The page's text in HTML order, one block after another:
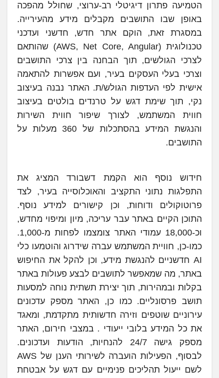
הטמיעה פתרון דיגיטלי רב-ערוצי, שחולל מהפכה
באופן שבו התושבים מקבלים מידע מהעירייה.
במסגרת זאת, הוקם אתר חדש, חדשני ועדכני
טכנולוגית (AWS, Net Core, Angular) שהותאם
לצרכי הגולשים, תוך הבחנה בין צרכי התושבים
וצרכי בעלי העסקים בעיר, ועם אפשרות להתאמה
אישית לפי העדפות הגולש/ת. האתר נבנה בעיצוב
נקי, תוך שימת דגש על טרנדים בולטים בעיצוב
חווית המשתמש, לצורך שיפור חווית השירות
והנגשת המידע בהסתכלות של 360 מעלות על
התושבים.
חידוש נוסף הוא הקמת דשבורד המציג את
התפלגות נתוני התקציב והאוכלוסייה בעיר, לצד
פרוטוקולים ודוחות, וכן קישורים למידע נוסף.
התוכן הקיים באתר עבר עריכה, מיון ומיפוי מחדש,
וכ-18,000 עמודי האתר צומצמו לפחות מ-1,000.
כמו-כן, חוויית המשתמש עברה שידרוג והוטמעו כלי
AI חדשניים להנגשת מידע, וכן להקל את החיפוש
באתר, מה שמאפשר לתושבים לבצע פעולות באתר
בקלות ובמהירות, תוך יצירת תשתית נוחה למסעות
תושב פרסונליים. כמו כן, האתר מספק עדכונים
עירוניים שוטפים וזירה חדשותית מתקדמת, ומאגד
את כל המידע בלובי ייעודי . במצבי חירום, האתר
מספק גישה 24/7 להנחיות, הודעות ועדכונים.
לבסוף, הפעילות הועברה לשירותי הענן של AWS
לשם ייעול תהליכים פנימיים עם דגש על אבטחת